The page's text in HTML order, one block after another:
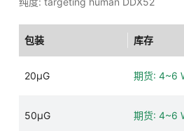
包装 库存
20μG 期货: 4~6
50μG 期货: 4~6